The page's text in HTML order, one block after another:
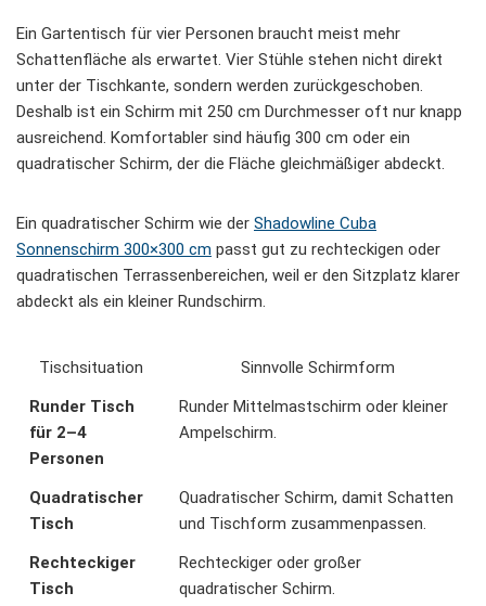
Ein Gartentisch für vier Personen braucht meist mehr
Schattenfläche als erwartet. Vier Stühle stehen nicht direkt
unter der Tischkante, sondern werden zurückgeschoben.
Deshalb ist ein Schirm mit 250 cm Durchmesser oft nur knapp
ausreichend. Komfortabler sind häufig 300 cm oder ein
quadratischer Schirm, der die Fläche gleichmäßiger abdeckt.
Ein quadratischer Schirm wie der Shadowline Cuba
Sonnenschirm 300×300 cm passt gut zu rechteckigen oder
quadratischen Terrassenbereichen, weil er den Sitzplatz klarer
abdeckt als ein kleiner Rundschirm.
Tischsituation
Sinnvolle Schirmform
Runder Tisch
für 2–4
Personen
Runder Mittelmastschirm oder kleiner
Ampelschirm.
Quadratischer
Tisch
Quadratischer Schirm, damit Schatten
und Tischform zusammenpassen.
Rechteckiger
Tisch
Rechteckiger oder großer
quadratischer Schirm.